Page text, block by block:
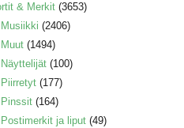
& Merkit (3653)
Musiikki (2406)
Muut (1494)
Näyttelijät (100)
Piirretyt (177)
Pinssit (164)
Postimerkit ja liput (49)